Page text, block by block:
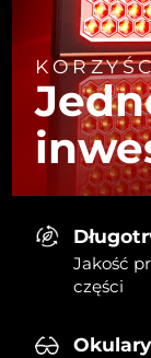
Jakość
części